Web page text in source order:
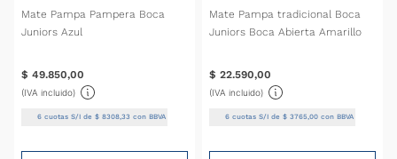
Mate Pampa Pampera Boca
Juniors Azul
$ 49.850,00
(IVA incluido)
6 cuotas S/I de$ 8308,33 con BBVA
Mate Pampa tradicional Boca
Juniors Boca Abierta Amarillo
$ 22.590,00
(IVA incluido)
6cuotas S/I de $ 3765,00con BBVA